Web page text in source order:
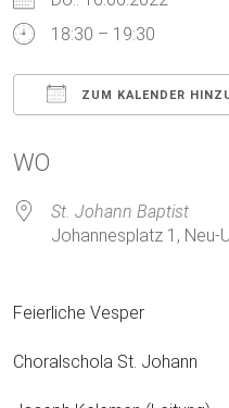
18:30 – 19:30
ZUM KALENDER
WO
St. Johann Baptist
Johannesplatz 1, Neu-
Feierliche Vesper
Choralschola St. Johann